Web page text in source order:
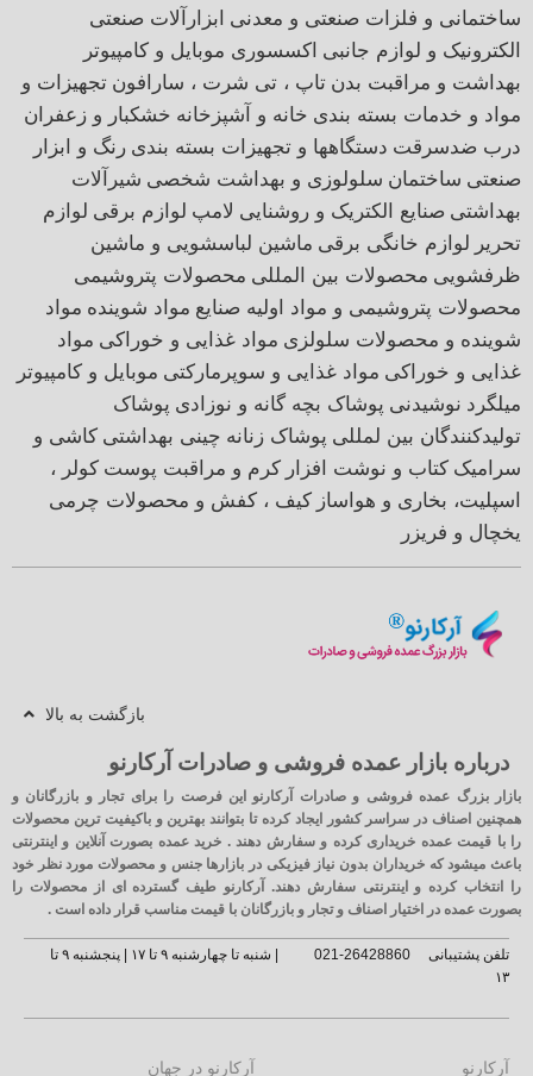
ساختمانی و فلزات صنعتی و معدنی ابزارآلات صنعتی
الکترونیک و لوازم جانبی اکسسوری موبایل و کامپیوتر
بهداشت و مراقبت بدن تاپ ، تی شرت ، سارافون تجهیزات و
مواد و خدمات بسته بندی خانه و آشپزخانه خشکبار و زعفران
درب ضدسرقت دستگاهها و تجهیزات بسته بندی رنگ و ابزار
صنعتی ساختمان سلولوزی و بهداشت شخصی شیرآلات
بهداشتی صنایع الکتریک و روشنایی لامپ لوازم برقی لوازم
تحریر لوازم خانگی برقی ماشین لباسشویی و ماشین
ظرفشویی محصولات بین المللی محصولات پتروشیمی
محصولات پتروشیمی و مواد اولیه صنایع مواد شوینده مواد
شوینده و محصولات سلولزی مواد غذایی و خوراکی مواد
غذایی و خوراکی مواد غذایی و سوپرمارکتی موبایل و کامپیوتر
میلگرد نوشیدنی پوشاک بچه گانه و نوزادی پوشاک
تولیدکنندگان بین لمللی پوشاک زنانه چینی بهداشتی کاشی و
سرامیک کتاب و نوشت افزار کرم و مراقبت پوست کولر ،
اسپلیت، بخاری و هواساز کیف ، کفش و محصولات چرمی
یخچال و فریزر
بازگشت به بالا
درباره بازار عمده فروشی و صادرات آرکارنو
بازار بزرگ عمده فروشی و صادرات آرکارنو این فرصت را برای تجار و بازرگانان و
همچنین اصناف در سراسر کشور ایجاد کرده تا بتوانند بهترین و باکیفیت ترین محصولات
را با قیمت عمده خریداری کرده و سفارش دهند . خرید عمده بصورت آنلاین و اینترنتی
باعث میشود که خریداران بدون نیاز فیزیکی در بازارها جنس و محصولات مورد نظر خود
را انتخاب کرده و اینترنتی سفارش دهند. آرکارنو طیف گسترده ای از محصولات را
بصورت عمده در اختیار اصناف و تجار و بازرگانان با قیمت مناسب قرار داده است .
تلفن پشتیبانی 26428860-021
| شنبه تا چهارشنبه ۹ تا ۱۷ | پنجشنبه ۹ تا
۱۳
آرکارنو آرکارنو در جهان